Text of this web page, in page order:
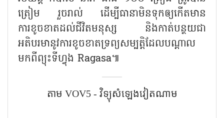
ត្រៀម រួចរាល់ ដើម្បីធានាមិនទុកឲ្យកើតមាន
ការខូចខាតដល់ជីវិតមនុស្ស និងកាត់បន្ថយជា
អតិបរមានូវការខូចខាតទ្រព្យសម្បត្តិដែលបណ្តាល
មកពីព្យុះទីហ្វុង Ragasa៕
តាម VOV5 - វិទ្យុសំឡេង​វៀតណាម